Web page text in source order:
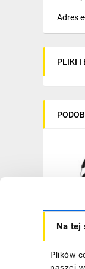
Na tej
Plików
Adres
PLIKI I
Nauszniki
60,21